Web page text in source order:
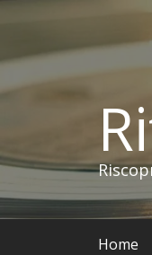
contenuto
Home